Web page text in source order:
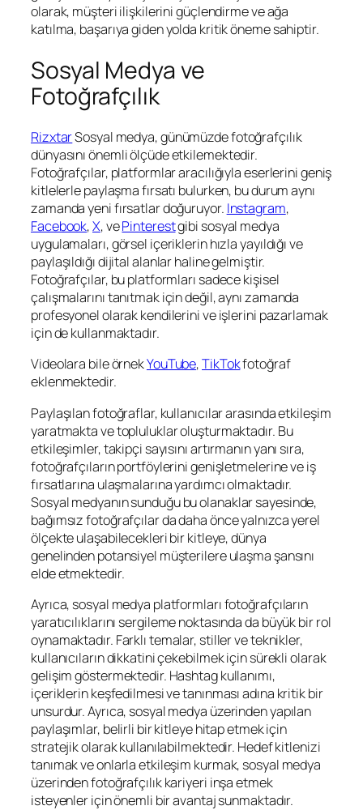
olarak, müşteri ilişkilerini güçlendirme ve ağa
katılma, başarıya giden yolda kritik öneme sahiptir.
Sosyal Medya ve
Fotoğrafçılık
RizxtarSosyal medya, günümüzde fotoğrafçılık
dünyasını önemli ölçüde etkilemektedir.
Fotoğrafçılar, platformlar aracılığıyla eserlerini geniş
kitlelerle paylaşma fırsatı bulurken, bu durum aynı
zamanda yeni fırsatlar doğuruyor. Instagram,
Facebook,X, vePinterestgibi sosyal medya
uygulamaları, görsel içeriklerin hızla yayıldığı ve
paylaşıldığı dijital alanlar haline gelmiştir.
Fotoğrafçılar, bu platformları sadece kişisel
çalışmalarını tanıtmak için değil, aynı zamanda
profesyonel olarak kendilerini ve işlerini pazarlamak
için de kullanmaktadır.
Videolara bile örnekYouTube,TikTokfotoğraf
eklenmektedir.
Paylaşılan fotoğraflar, kullanıcılar arasında etkileşim
yaratmakta ve topluluklar oluşturmaktadır. Bu
etkileşimler, takipçi sayısını artırmanın yanı sıra,
fotoğrafçıların portföylerini genişletmelerine ve iş
fırsatlarına ulaşmalarına yardımcı olmaktadır.
Sosyal medyanın sunduğu bu olanaklar sayesinde,
bağımsız fotoğrafçılar da daha önce yalnızca yerel
ölçekte ulaşabilecekleri bir kitleye, dünya
genelinden potansiyel müşterilere ulaşma şansını
elde etmektedir.
Ayrıca, sosyal medya platformları fotoğrafçıların
yaratıcılıklarını sergileme noktasında da büyük bir rol
oynamaktadır. Farklı temalar, stiller ve teknikler,
kullanıcıların dikkatini çekebilmek için sürekli olarak
gelişim göstermektedir. Hashtag kullanımı,
içeriklerin keşfedilmesi ve tanınması adına kritik bir
unsurdur. Ayrıca, sosyal medya üzerinden yapılan
paylaşımlar, belirli bir kitleye hitap etmek için
stratejik olarak kullanılabilmektedir. Hedef kitlenizi
tanımak ve onlarla etkileşim kurmak, sosyal medya
üzerinden fotoğrafçılık kariyeri inşa etmek
isteyenler için önemli bir avantaj sunmaktadır.